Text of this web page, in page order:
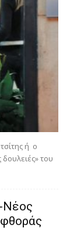
ή ο
δουλειές» του
Νέος